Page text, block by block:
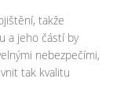
takže
a jeho částí by
nebezpečími,
tak kvalitu